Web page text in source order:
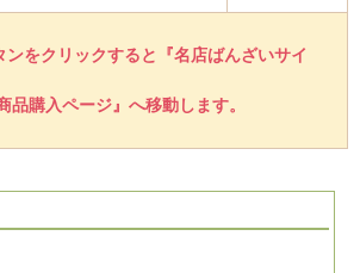
ンをクリックすると『名店ばんざいサイ
品購入ページ』へ移動します。